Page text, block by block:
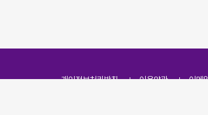
개인정보처리방침 이용약관 이메